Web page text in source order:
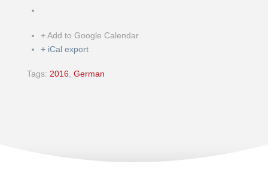
+ Add to Google Calendar
+ iCal export
Tags: 2016 German